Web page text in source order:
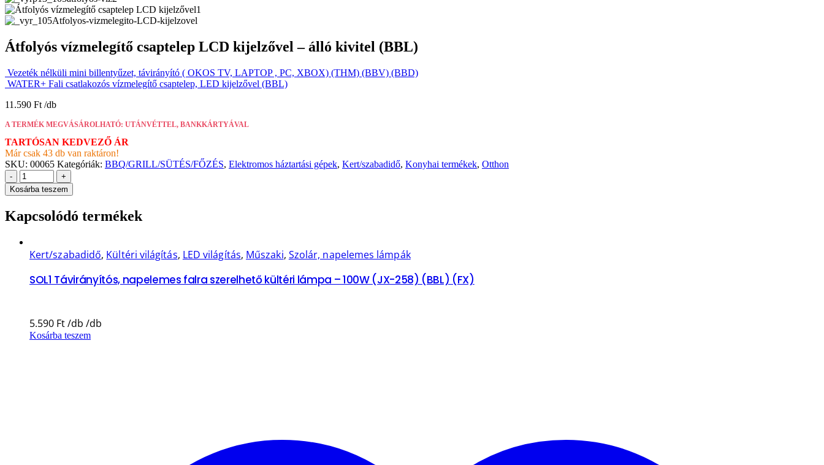
Átfolyós vízmelegítő csaptelep LCD kijelzővel – álló kivitel (BBL)
Vezeték nélküli mini billentyűzet, távirányító ( OKOS TV, LAPTOP , PC, XBOX) (THM) (BBV) (BBD)
WATER+ Fali csatlakozós vízmelegítő csaptelep, LED kijelzővel (BBL)
11.590 Ft
A TERMÉK MEGVÁSÁROLHATÓ: UTÁNVÉTTEL, BANKKÁRTYÁVAL
TARTÓSAN KEDVEZŐ ÁR
Már csak 43 db van raktáron!
SKU: 00065 Kategóriák: BBQ/GRILL/SÜTÉS/FŐZÉS, Elektromos háztartási gépek, Kert/szabadidő, Konyhai termékek, Otthon
-
+
Kosárba teszem
Kapcsolódó termékek
Kert/szabadidő, Kültéri világítás, LED világítás, Műszaki, Szolár, napelemes lámpák
SOL1 Távirányítós, napelemes falra szerelhető kültéri lámpa – 100W (JX-258) (BBL) (FX)
5.590 Ft
Kosárba teszem